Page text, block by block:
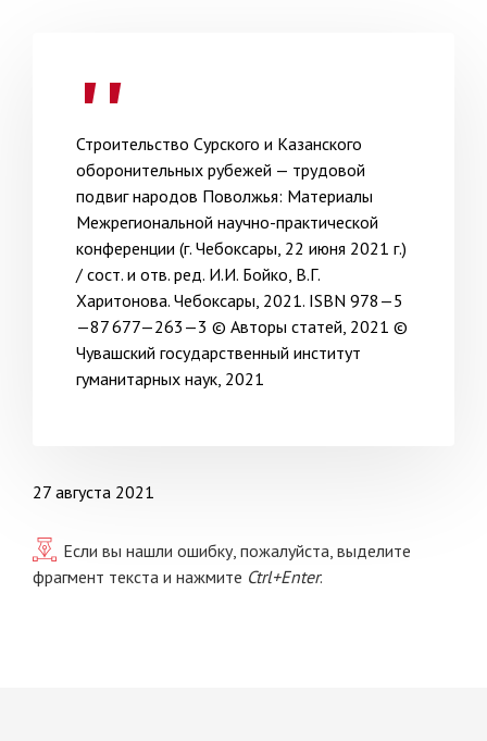
Строительство Сурского и Казанского
оборонительных рубе­жей — трудовой
подвиг народов Поволжья: Материалы
Межрегио­нальной научно-практической
конференции (г. Чебоксары, 22 июня 2021 г.)
/ сост. и отв. ред. И.И. Бойко, В.Г.
Харитонова. Чебоксары, 2021. ISBN 978—5
—87 677—263—3 © Авторы статей, 2021 ©
Чувашский государственный институт
гуманитарных наук, 2021
27 августа 2021
Если вы нашли ошибку, пожалуйста, выделите
фрагмент текста и нажмите Ctrl+Enter.